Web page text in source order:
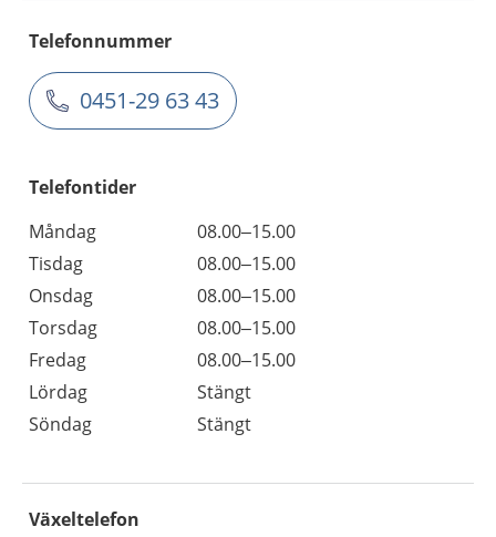
Telefonnummer
0451-29 63 43
Telefontider
Måndag
08.00–15.00
Tisdag
08.00–15.00
Onsdag
08.00–15.00
Torsdag
08.00–15.00
Fredag
08.00–15.00
Lördag
Stängt
Söndag
Stängt
Växeltelefon